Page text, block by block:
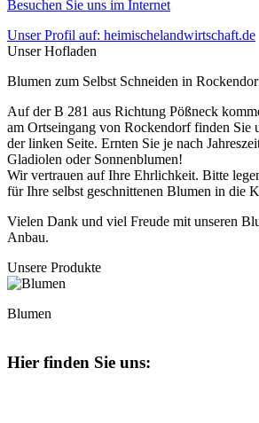
Besuchen Sie uns im Internet
Unser Profil auf: heimischelandwirtschaft.de
Unser Hofladen
Blumen zum Selbst Schneiden in
Auf der B 281 aus Richtung Pößneck
am Ortseingang von Rockendorf finden Sie
der linken Seite. Ernten Sie je nach
Gladiolen oder Sonnenblumen!
Wir vertrauen auf Ihre Ehrlichkeit. Bitte
für Ihre selbst geschnittenen Blumen in die
Vielen Dank und viel Freude mit unseren
Anbau.
Unsere Produkte
Blumen
Hier finden Sie uns: